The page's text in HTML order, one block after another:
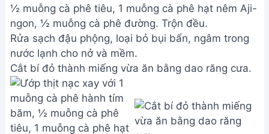
½ muỗng cà phê tiêu, 1 muỗng cà phê hạt nêm Aji-
ngon, ½ muỗng cà phê đường. Trộn đều.
Rửa sạch đậu phộng, loại bỏ bụi bẩn, ngâm trong
nước lạnh cho nở và mềm.
Cắt bí đỏ thành miếng vừa ăn bằng dao răng cưa.